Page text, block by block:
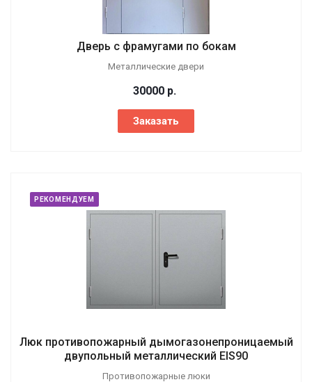
Дверь с фрамугами по бокам
Металлические двери
30000 р.
Заказать
РЕКОМЕНДУЕМ
Люк противопожарный дымогазонепроницаемый
двупольный металлический EIS90
Противопожарные люки